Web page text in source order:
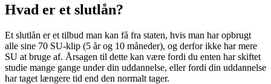
Hvad er et slutlån?
Et slutlån er et tilbud man kan få fra staten, hvis man har opbrugt
alle sine 70 SU-klip (5 år og 10 måneder), og derfor ikke har mere
SU at bruge af. Årsagen til dette kan være fordi du enten har skiftet
studie mange gange under din uddannelse, eller fordi din uddannelse
har taget længere tid end den normalt tager.